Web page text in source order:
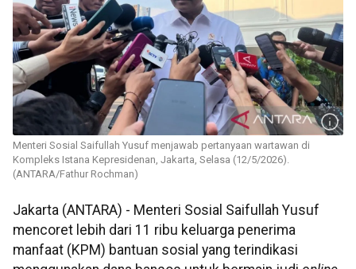
Menteri Sosial Saifullah Yusuf menjawab pertanyaan wartawan di
Kompleks Istana Kepresidenan, Jakarta, Selasa (12/5/2026).
(ANTARA/Fathur Rochman)
Jakarta (ANTARA) - Menteri Sosial Saifullah Yusuf
mencoret lebih dari 11 ribu keluarga penerima
manfaat (KPM) bantuan sosial yang terindikasi